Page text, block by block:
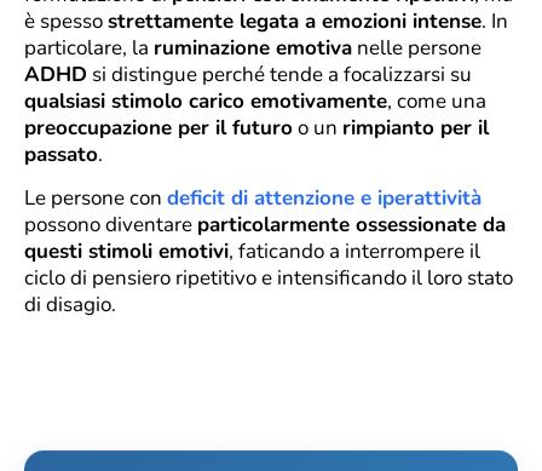
è spessostrettamente legata a emozioni intense. In
particolare, la ruminazione emotiva nelle persone
ADHD si distingue perché tende a focalizzarsi su
qualsiasi stimolo carico emotivamente, come una
preoccupazione per il futuroo un rimpianto per il
passato.
Le persone con deficit di attenzione e iperattività
possono diventare particolarmente ossessionate da
questi stimoli emotivi, faticando a interrompere il
ciclo di pensiero ripetitivo e intensificando il loro stato
di disagio.